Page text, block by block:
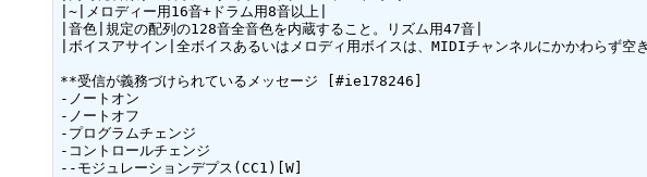
|~|メロディー用16音+ドラム用8音以上|
|音色|規定の配列の128音全音色を内蔵すること。リズム用47音|
|ボイスアサイン|全ボイスあるいはメロディ用ボイスは、MIDIチャンネルにかかわらず空
**受信が義務づけられているメッセージ [#ie178246]
-ノートオン
-ノートオフ
-プログラムチェンジ
-コントロールチェンジ
--モジュレーションデプス(CC1)[W]